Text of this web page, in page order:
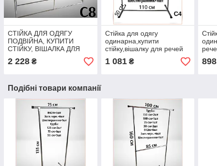
СТІЙКА ДЛЯ ОДЯГУ
ПОДВІЙНА, КУПИТИ
СТІЙКУ, ВІШАЛКА ДЛЯ
РЕЧЕЙ С8
2 228 ₴
Стійка для одягу
одинарна,купити
стійку,вішалку для речей
С4
1 081₴ 898
Подібні товари компанії